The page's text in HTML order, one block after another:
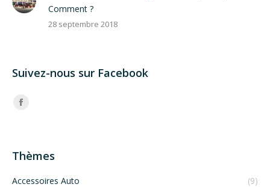
Comment ?
28 septembre 2018
Suivez-nous sur Facebook
Trouvez nous sur :
Facebook
Thèmes
Accessoires Auto
(9)